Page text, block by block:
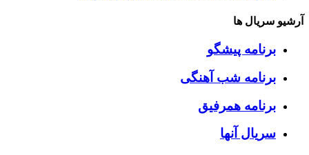
آرشیو سریال ها
برنامه پیشگو
برنامه شب آهنگی
برنامه همرفیق
سریال آنها